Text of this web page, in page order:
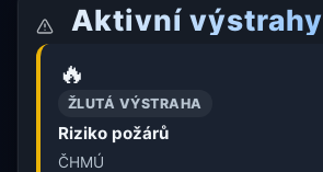
Aktivní výstrahy
🔥
ŽLUTÁ VÝSTRAHA
Riziko požárů
ČHMÚ